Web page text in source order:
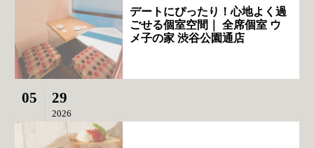
デートにぴったり！心地よく過
ごせる個室空間｜ 全席個室 ウ
メ子の家 渋谷公園通店
05 29
2026